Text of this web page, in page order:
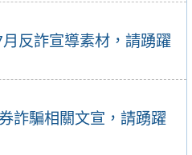
反詐宣導素材，請踴躍
詐騙相關文宣，請踴躍